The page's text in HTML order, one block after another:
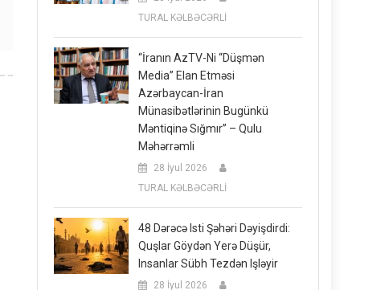
TURAL KƏLBƏCƏRLİ
“İranın AzTV-Ni “düşmən
Media” Elan Etməsi
Azərbaycan-İran
Münasibətlərinin Bugünkü
Məntiqinə Sığmır” – Qulu
Məhərrəmli
28 İyul 2026
TURAL KƏLBƏCƏRLİ
48 Dərəcə Isti Şəhəri Dəyişdirdi:
Quşlar Göydən Yerə Düşür,
Insanlar Sübh Tezdən Işləyir
28 İyul 2026